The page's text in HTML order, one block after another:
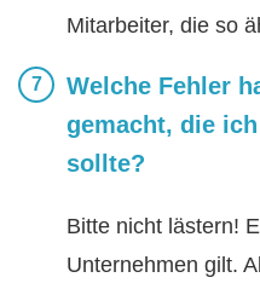
Mitarbeiter, die so
Welche Fehler
gemacht, die
sollte?
Bitte nicht lästern!
Unternehmen gilt.